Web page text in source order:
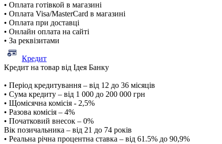
• Оплата готівкой в магазині
• Оплата Visa/MasterCard в магазині
• Оплата при доставці
• Онлайн оплата на сайті
• За реквізитами
Кредит
Кредит на товар від Ідея Банку
• Період кредитування – від 12 до 36 місяців
• Сума кредиту – від 1 000 до 200 000 грн
• Щомісячна комісія - 2,5%
• Разова комісія – 4%
• Початковий внесок – 0%
Вік позичальника – від 21 до 74 років
• Реальна річна процентна ставка – від 61.5% до 90,9%